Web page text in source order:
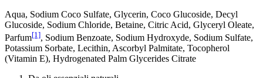
Aqua, Sodium Coco­ Sulfate, Glycerin, Coco Glucoside, Decyl
Glucoside, Sodium Chloride, Betaine, Citric Acid, Glyceryl Oleate,
Parfum[1], Sodium Benzoate, Sodium Hydroxyde, Sodium Sulfate,
Potassium Sorbate, Lecithin, Ascorbyl Palmitate, Tocopherol
(Vitamin E), Hydrogenated Palm Glycerides Citrate